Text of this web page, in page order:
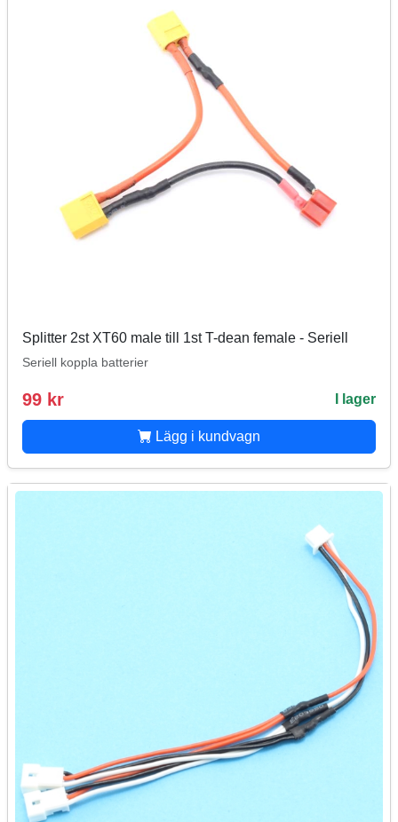
Splitter 2st XT60 male till 1st T-dean female - Seriell
Seriell koppla batterier
99 kr I lager
Lägg i kundvagn